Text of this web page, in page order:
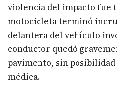
violencia del impacto fue
motocicleta terminó
delantera del vehículo
conductor quedó
pavimento, sin
médica.